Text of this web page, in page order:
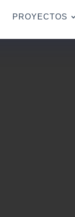
PROYECTOS